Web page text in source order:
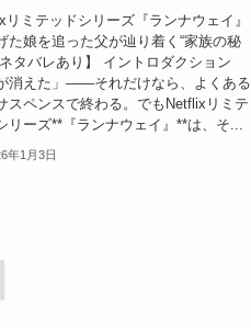
リミテッドシリーズ『ランナウェイ』
た娘を追った父が辿り着く“家族の秘
タバレあり】 イントロダクション
消えた」――それだけなら、よくある
スペンスで終わる。でもNetflixリミテ
リーズ**『ランナウェイ』**は、そ...
年1月3日